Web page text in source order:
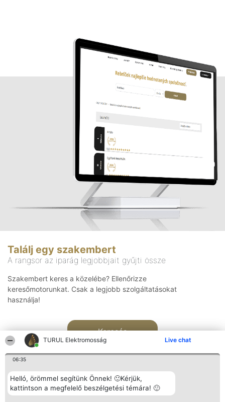
TURUL Elektromosság Live chat
06:35
Helló, örömmel segítünk Önnek! 🙂Kérjük,
kattintson a megfelelő beszélgetési témára! 🙂
Találj egy szakembert
A rangsor az iparág legjobbjait gyűjti össze
Szakembert keres a közelébe? Ellenőrizze
keresőmotorunkat. Csak a legjobb szolgáltatásokat
használja!
Keresés